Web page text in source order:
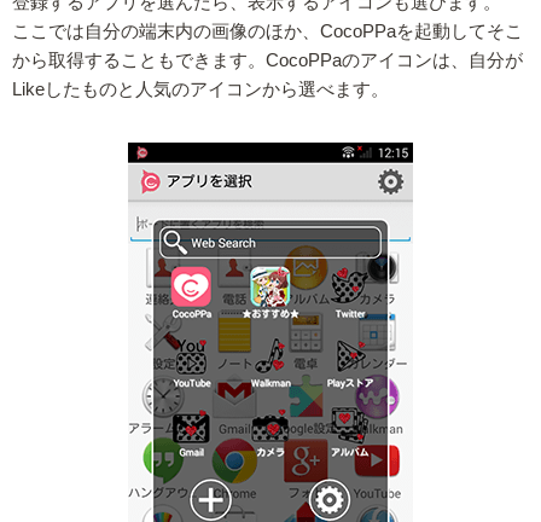
ここでは自分の端末内の画像のほか、CocoPPaを起動してそこ
から取得することもできます。CocoPPaのアイコンは、自分が
Likeしたものと人気のアイコンから選べます。